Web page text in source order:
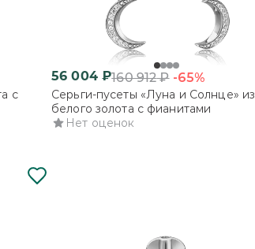
с
56 004₽160 912₽ -65%
Серьги-пусеты «Луна и Солнце» из
белого золота с фианитами
Нет оценок